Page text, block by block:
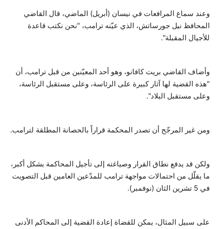
وعند سماع المرافعات في نيسان (أبريل) الماضي، قال القاضي
المحافظ نيل جورساتش، الذي عيّنه ترامب، "نحن نكتب قاعدة
للأجيال المقبلة".
وأضاف القاضي بريت كافانو، وهو أحد المعيّنين من قبل ترامب، أن
"هذه القضية لها آثار كبيرة على الرئاسة، وعلى مستقبل الرئاسة،
وعلى مستقبل البلاد".
ومن غير المرجّح أن تصدر المحكمة قراراً بالحصانة المطلقة لترامب.
ولكن قد يدفع نطاق القرار وصياغته إلى تأجيل المحاكمة بشكل أكبر،
ما يقلّل من احتمالات مواجهة ترامب للمدّعين العامين قبل التصويت
في 5 تشرين الثان (نوفمبر).
على سبيل المثال، يمكن للقضاة إعادة القضية إلى المحاكم الأدنى